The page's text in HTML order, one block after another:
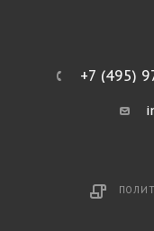
+7 (495)